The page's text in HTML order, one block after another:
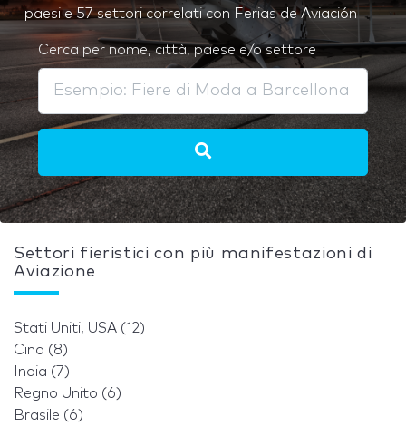
paesi e 57 settori correlati con Ferias de Aviación
Cerca per nome, città, paese e/o settore
Settori fieristici con più manifestazioni di
Aviazione
Stati Uniti, USA (12)
Cina (8)
India (7)
Regno Unito (6)
Brasile (6)